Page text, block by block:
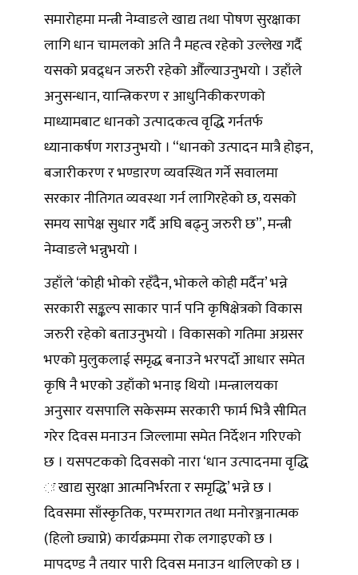
समारोहमा मन्त्री नेम्वाङले खाद्य तथा पोषण सुरक्षाका
लागि धान चामलको अति नै महत्व रहेको उल्लेख गर्दै
यसको प्रवद्र्धन जरुरी रहेको औँल्याउनुभयो । उहाँले
अनुसन्धान, यान्त्रिकरण र आधुनिकीकरणको
माध्यामबाट धानको उत्पादकत्व वृद्धि गर्नतर्फ
ध्यानाकर्षण गराउनुभयो । “धानको उत्पादन मात्रै होइन,
बजारीकरण र भण्डारण व्यवस्थित गर्ने सवालमा
सरकार नीतिगत व्यवस्था गर्न लागिरहेको छ, यसको
समय सापेक्ष सुधार गर्दै अघि बढ्नु जरुरी छ”, मन्त्री
नेम्वाङले भन्नुभयो ।
उहाँले ‘कोही भोको रहँदैन, भोकले कोही मर्दैन’ भन्ने
सरकारी सङ्कल्प साकार पार्न पनि कृषिक्षेत्रको विकास
जरुरी रहेको बताउनुभयो । विकासको गतिमा अग्रसर
भएको मुलुकलाई समृद्ध बनाउने भरपर्दाे आधार समेत
कृषि नै भएको उहाँको भनाइ थियो ।मन्त्रालयका
अनुसार यसपालि सकेसम्म सरकारी फार्म भित्रै सीमित
गरेर दिवस मनाउन जिल्लामा समेत निर्देशन गरिएको
छ । यसपटकको दिवसको नारा ‘धान उत्पादनमा वृद्धि
ः खाद्य सुरक्षा आत्मनिर्भरता र समृद्धि’ भन्ने छ ।
दिवसमा साँस्कृतिक, परम्परागत तथा मनोरञ्जनात्मक
(हिलो छ्याप्ने) कार्यक्रममा रोक लगाइएको छ ।
मापदण्ड नै तयार पारी दिवस मनाउन थालिएको छ ।